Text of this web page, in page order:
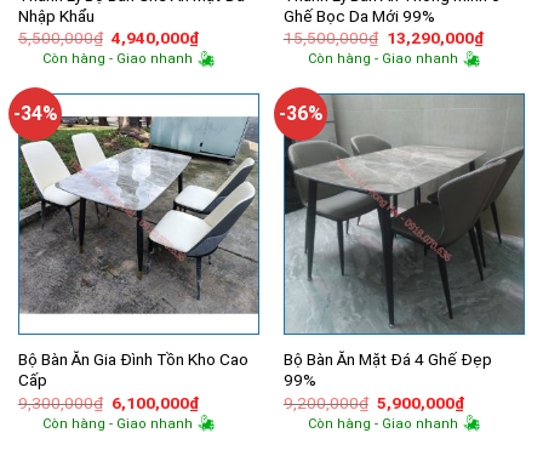
Nhập Khẩu
5,500,000₫ Giá
gốc
là:
4,940,000₫Giá
hiện
tại
4,940,000₫.
Còn hàng - Giao nhanh
Ghế Bọc Da Mới 99%
15,500,000₫ Giá
gốc
là:
13,290,000₫Giá
hiện
Còn hàng - Giao nhanh
-34%
Bộ Bàn Ăn Gia Đình Tồn Kho Cao
Cấp
9,300,000₫ Giá
gốc
là:
6,100,000₫Giá
hiện
tại
Còn hàng - Giao nhanh
-36%
Bộ Bàn Ăn Mặt Đá 4 Ghế Đẹp
99%
9,200,000₫ Giá
gốc
là:
5,900,000₫Giá
hiện
tại
Còn hàng - Giao nhanh